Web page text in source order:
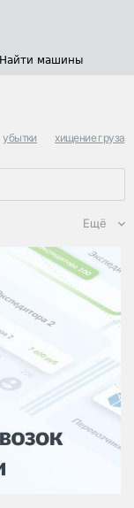
Найти машины
убытки хищение груза
Ещё